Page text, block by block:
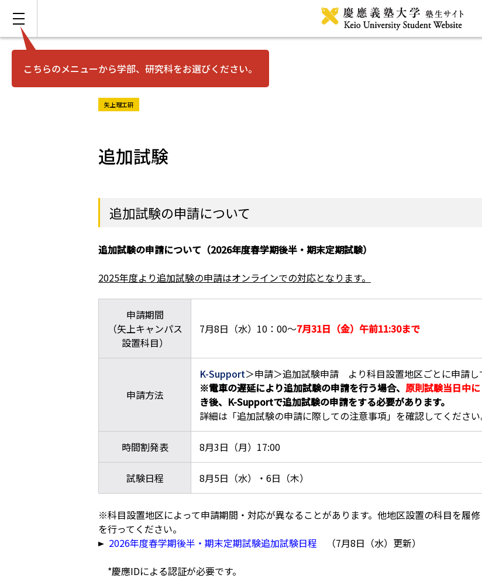
こちらのメニューから学部、研究科をお選びください。
矢上理工研
追加試験
追加試験の申請について
追加試験の申請について（2026年度春学期後半・期末定期試験）
2025年度より追加試験の申請はオンラインでの対応となります。
申請期間
（矢上キャンパス
設置科目）
7月8日（水）10：00～7月31日（金）午前11:30まで
申請方法
K-Support＞申請＞追加試験申請 より科目設置地区ごとに申請し
※電車の遅延により追加試験の申請を行う場合、 原則試験当日中
き後、K-Supportで追加試験の申請をする必要があります。
詳細は「追加試験の申請に際しての注意事項」を確認してください
時間割発表 8月3日（月）17:00
試験日程 8月5日（水）・6日（木）
※科目設置地区によって申請期間・対応が異なることがあります。他地区設置の科目を履
を行ってください。
2026年度春学期後半・期末定期試験追加試験日程 （7月8日（水）更新）
*慶應IDによる認証が必要です。